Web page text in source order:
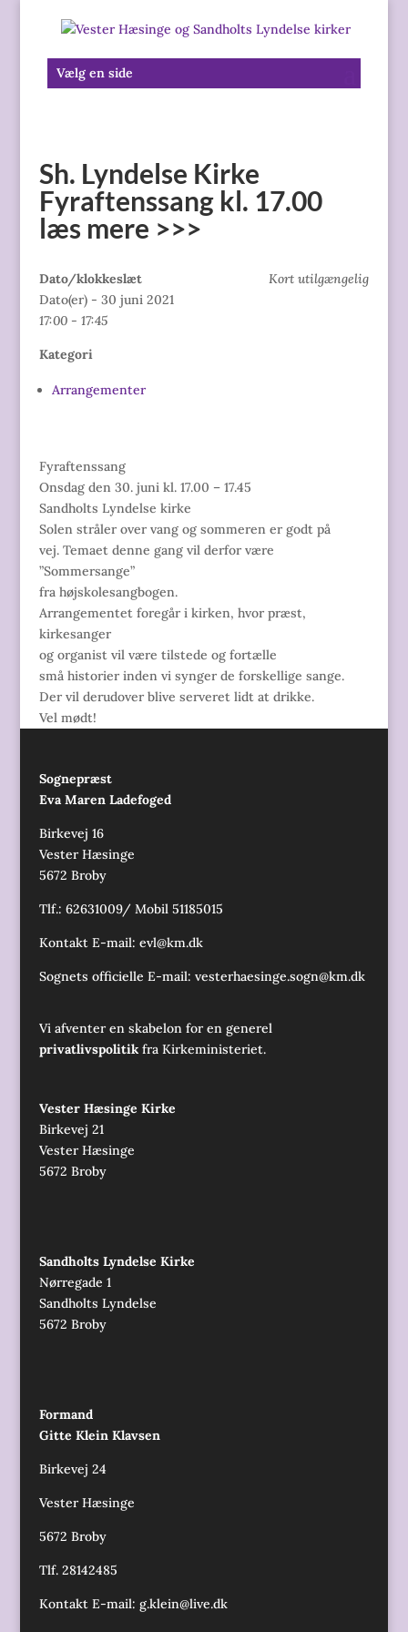
Vælg en side
Sh. Lyndelse Kirke
Fyraftenssang kl. 17.00
læs mere >>>
Kort utilgængelig
Dato/klokkeslæt
Dato(er) - 30 juni 2021
17:00 - 17:45
Kategori
Arrangementer
Fyraftenssang
Onsdag den 30. juni kl. 17.00 – 17.45
Sandholts Lyndelse kirke
Solen stråler over vang og sommeren er godt på
vej. Temaet denne gang vil derfor være
”Sommersange”
fra højskolesangbogen.
Arrangementet foregår i kirken, hvor præst,
kirkesanger
og organist vil være tilstede og fortælle
små historier inden vi synger de forskellige sange.
Der vil derudover blive serveret lidt at drikke.
Vel mødt!
Sognepræst
Eva Maren Ladefoged
Birkevej 16
Vester Hæsinge
5672 Broby
Tlf.: 62631009/ Mobil 51185015
Kontakt E-mail: evl@km.dk
Sognets officielle E-mail: vesterhaesinge.sogn@km.dk
Vi afventer en skabelon for en generel
privatlivspolitikfra Kirkeministeriet.
Vester Hæsinge Kirke
Birkevej 21
Vester Hæsinge
5672 Broby
Sandholts Lyndelse Kirke
Nørregade 1
Sandholts Lyndelse
5672 Broby
Formand
Gitte Klein Klavsen
Birkevej 24
Vester Hæsinge
5672 Broby
Tlf. 28142485
Kontakt E-mail: g.klein@live.dk